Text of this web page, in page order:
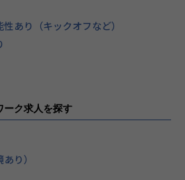
あり（キックオフなど）
ーク求人を探す
り）